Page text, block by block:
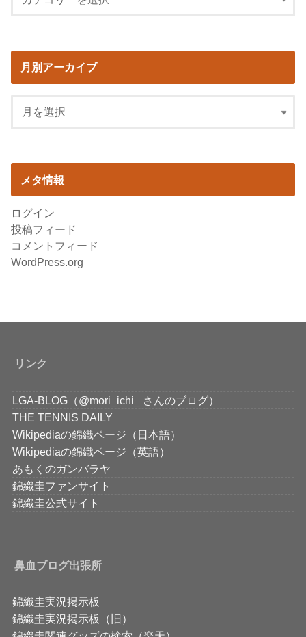
月別アーカイブ
メタ情報
ログイン
投稿フィード
コメントフィード
WordPress.org
リンク
LGA-BLOG（@mori_ichi_ さんのブログ）
THE TENNIS DAILY
Wikipediaの錦織ページ（日本語）
Wikipediaの錦織ページ（英語）
あもくのガンバラヤ
錦織圭ファンサイト
錦織圭公式サイト
鼻血ブログ出張所
錦織圭実況掲示板
錦織圭実況掲示板（旧）